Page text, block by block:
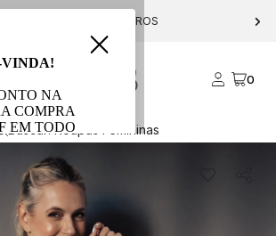
PARCELE EM ATÉ 10X S/ JUROS
0